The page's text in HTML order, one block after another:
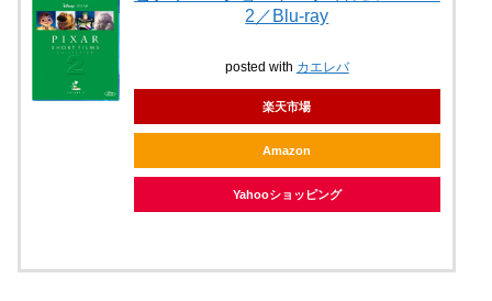
2／Blu-ray
posted with カエレバ
楽天市場
Amazon
Yahooショッピング